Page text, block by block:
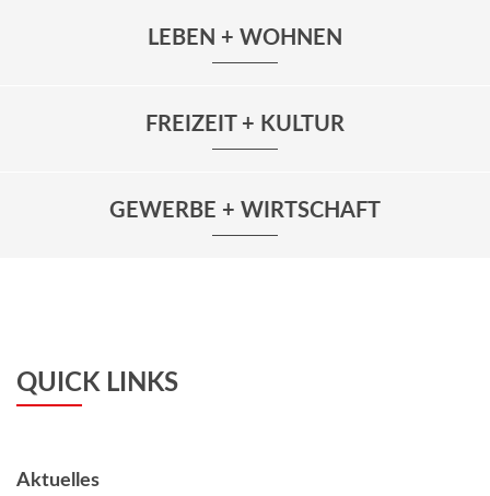
LEBEN + WOHNEN
FREIZEIT + KULTUR
GEWERBE + WIRTSCHAFT
QUICK LINKS
Aktuelles